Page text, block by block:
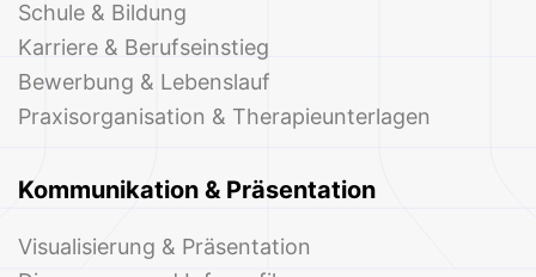
Schule & Bildung
Karriere & Berufseinstieg
Bewerbung & Lebenslauf
Praxisorganisation & Therapieunterlagen
Kommunikation & Präsentation
Visualisierung & Präsentation